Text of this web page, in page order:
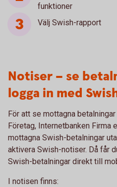
funktioner
Välj Swish-rapport
Notiser – se
logga in med
För att se mottagna
Företag, Internetbanken Firma
mottagna Swish-betalningar
aktivera Swish-notiser. Då får
Swish-betalningar direkt till
I notisen finns: